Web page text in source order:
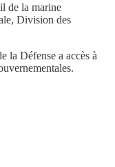
de la marine
Division des
la Défense a accès à